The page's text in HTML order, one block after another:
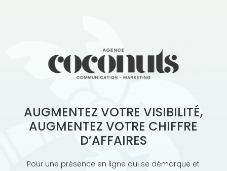
AUGMENTEZ VOTRE VISIBILITÉ,
AUGMENTEZ VOTRE CHIFFRE
D’AFFAIRES
Pour une présence en ligne qui se démarque et